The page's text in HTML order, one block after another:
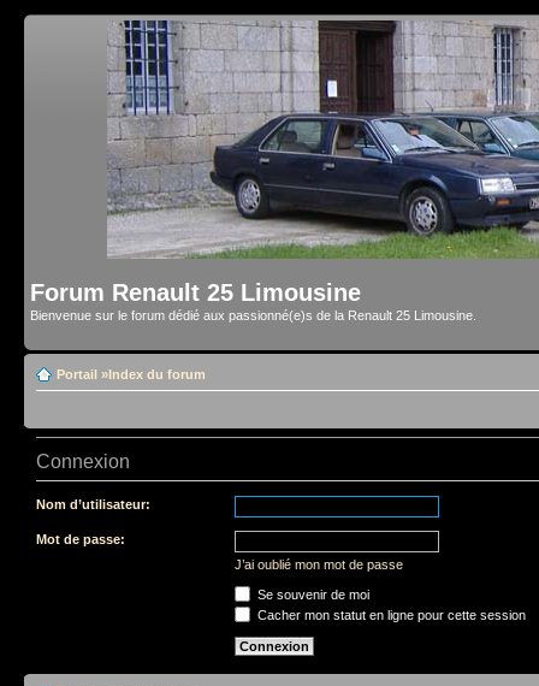
Forum Renault 25 Limousine
Bienvenue sur le forum dédié aux passionné(e)s de la Renault 25 Limousine.
Portail »Index du forum
Connexion
Nom d’utilisateur:
Mot de passe:
J’ai oublié mon mot de passe
Se souvenir de moi
Cacher mon statut en ligne pour cette session